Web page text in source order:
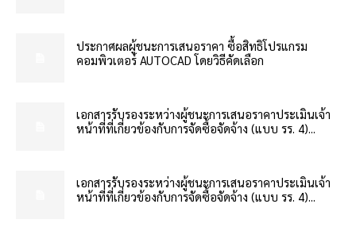
ประกาศผลผู้ชนะการเสนอราคา ซื้อสิทธิโปรแกรม
คอมพิวเตอร์ AUTOCAD โดยวิธีคัดเลือก
เอกสารรับรองระหว่างผู้ชนะการเสนอราคาประเมินเจ้า
หน้าที่ที่เกี่ยวข้องกับการจัดซื้อจัดจ้าง (แบบ รร. 4)...
เอกสารรับรองระหว่างผู้ชนะการเสนอราคาประเมินเจ้า
หน้าที่ที่เกี่ยวข้องกับการจัดซื้อจัดจ้าง (แบบ รร. 4)...